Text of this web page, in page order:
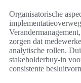
Organisatorische
zorgen dat
analytische rollen.
stakeholderbuy‑in
consistente